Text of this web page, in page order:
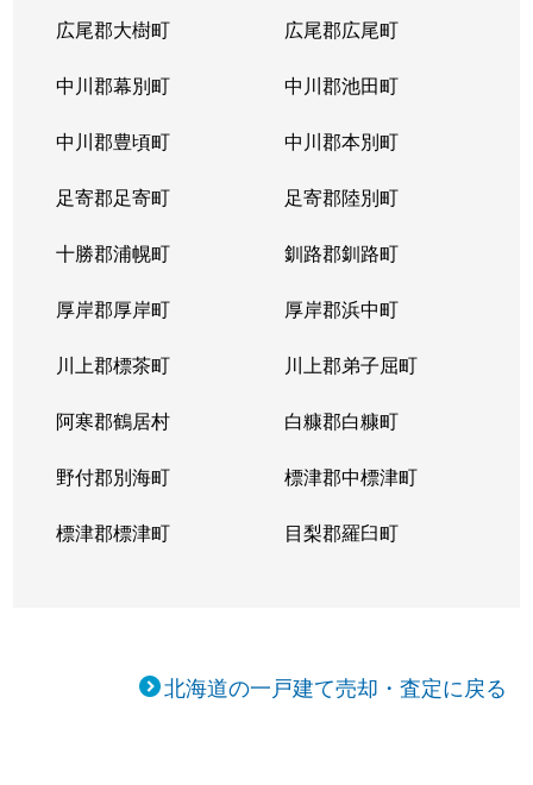
広尾郡大樹町 広尾郡広尾町
中川郡幕別町 中川郡池田町
中川郡豊頃町 中川郡本別町
足寄郡足寄町 足寄郡陸別町
十勝郡浦幌町 釧路郡釧路町
厚岸郡厚岸町 厚岸郡浜中町
川上郡標茶町 川上郡弟子屈町
阿寒郡鶴居村 白糠郡白糠町
野付郡別海町 標津郡中標津町
標津郡標津町 目梨郡羅臼町
北海道の一戸建て売却・査定に戻る